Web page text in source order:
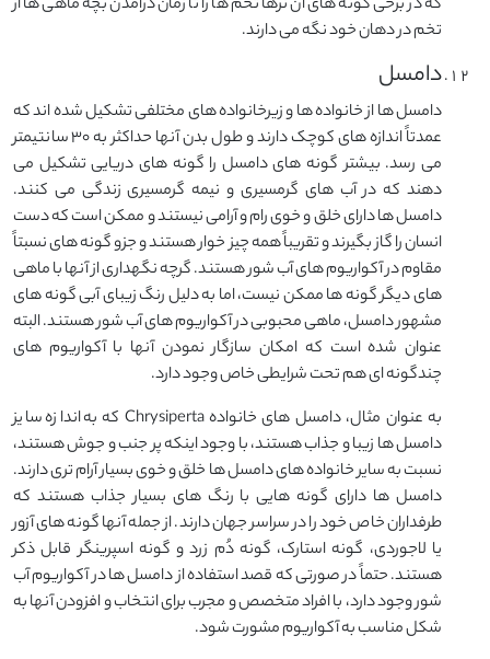
که در برخی گونه های آن نرها تخم ها را تا زمان درآمدن بچه ماهی ها از
تخم در دهان خود نگه می دارند.
دامسل
دامسل ها از خانواده ها و زیرخانواده های مختلفی تشکیل شده اند که
عمدتاً اندازه های کوچک دارند و طول بدن آنها حداکثر به ۳۰ سانتیمتر
می رسد. بیشتر گونه های دامسل را گونه های دریایی تشکیل می
دهند که در آب های گرمسیری و نیمه گرمسیری زندگی می کنند.
دامسل ها دارای خلق و خوی رام و آرامی نیستند و ممکن است که دست
انسان را گاز بگیرند و تقریباً همه چیز خوار هستند و جزو گونه های نسبتاً
مقاوم در آکواریوم های آب شور هستند. گرچه نگهداری از آنها با ماهی
های دیگر گونه ها ممکن نیست، اما به دلیل رنگ زیبای آبی گونه های
مشهور دامسل، ماهی محبوبی در آکواریوم های آب شور هستند. البته
عنوان شده است که امکان سازگار نمودن آنها با آکواریوم های
چندگونه ای هم تحت شرایطی خاص وجود دارد.
به عنوان مثال، دامسل های خانواده Chrysiperta که به اندازه سایز
دامسل ها زیبا و جذاب هستند، با وجود اینکه پر جنب و جوش هستند،
نسبت به سایر خانواده های دامسل ها خلق و خوی بسیار آرام تری دارند.
دامسل ها دارای گونه هایی با رنگ های بسیار جذاب هستند که
طرفداران خاص خود را در سراسر جهان دارند. از جمله آنها گونه های آزور
یا لاجوردی، گونه استارک، گونه دُم زرد و گونه اسپرینگر قابل ذکر
هستند. حتماً در صورتی که قصد استفاده از دامسل ها در آکواریوم آب
شور وجود دارد، با افراد متخصص و مجرب برای انتخاب و افزودن آنها به
شکل مناسب به آکواریوم مشورت شود.